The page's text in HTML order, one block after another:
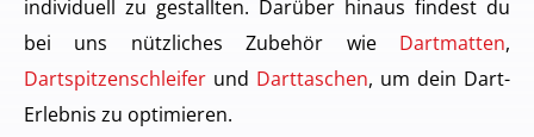
individuell zu gestallten. Darüber hinaus findest du
bei uns nützliches Zubehör wie Dartmatten,
Dartspitzenschleifer und Darttaschen, um dein Dart-
Erlebnis zu optimieren.